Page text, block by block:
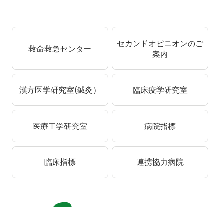
救命救急センター
セカンドオピニオンのご
案内
漢方医学研究室(鍼灸） 臨床疫学研究室
医療工学研究室 病院指標
臨床指標 連携協力病院